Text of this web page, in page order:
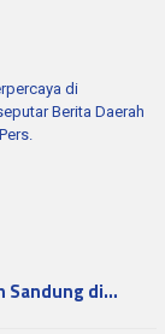
di
Berita Daerah
Sandung di…